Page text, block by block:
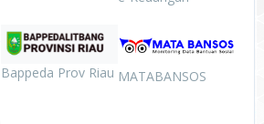
Bappeda Prov Riau MATABANSOS